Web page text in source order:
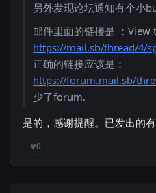
另外发现论坛通知有个小
邮件里面的链接是 ：
https://mail.sb/thread/4/
正确的链接应该是：
https://forum.mail.sb/
少了forum.
是的，感谢提醒。已发出的
♥0